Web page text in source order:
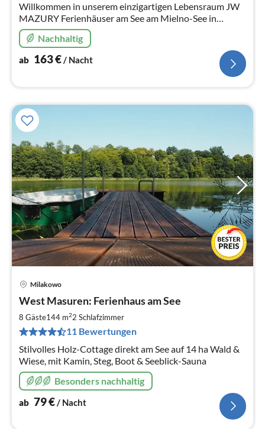
Willkommen in unserem einzigartigen Lebensraum JW
MAZURY Ferienhäuser am See am Mielno-See in
Masuren. Der See ist ein großer und sauberer See .
Nachhaltig
ab 163€/ Nacht
Milakowo
West Masuren: Ferienhaus am See
8 Gäste144 m22 Schlafzimmer
11 Bewertungen
Stilvolles Holz-Cottage direkt am See auf 14 ha Wald &
Wiese, mit Kamin, Steg, Boot & Seeblick-Sauna
Besonders nachhaltig
ab 79€/ Nacht